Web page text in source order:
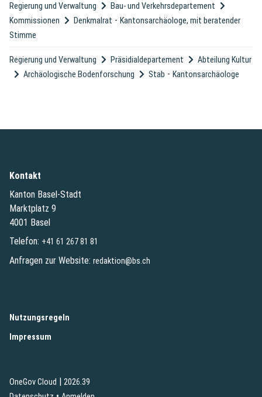
Regierung und Verwaltung
Bau- und Verkehrsdepartement
Kommissionen
Denkmalrat -Kantonsarchäologe, mit beratender
Stimme
Regierung und Verwaltung Präsidialdepartement
Abteilung Kultur
Archäologische Bodenforschung
Stab -Kantonsarchäologe
Kontakt
Kanton Basel-Stadt
Marktplatz 9
4001 Basel
Telefon: +41 61 267 81 81
Anfragen zur Website: redaktion@bs.ch
Nutzungsregeln
Impressum
OneGov Cloud (External Link)
| 2026.39